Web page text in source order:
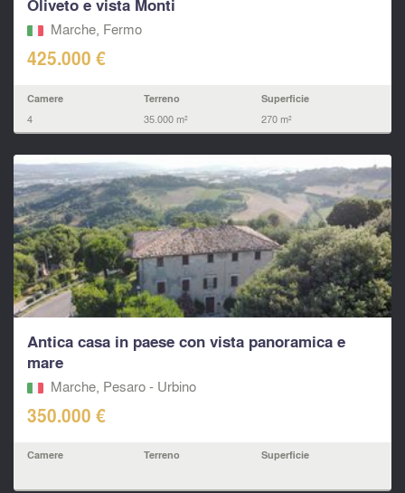
Oliveto e vista Monti
Marche, Fermo‎
425.000 €
Camere
4
Terreno
35.000 m²
Superficie
270 m²
Antica casa in paese con vista panoramica e
mare
Marche, Pesaro - Urbino‎
350.000 €
Camere Terreno Superficie